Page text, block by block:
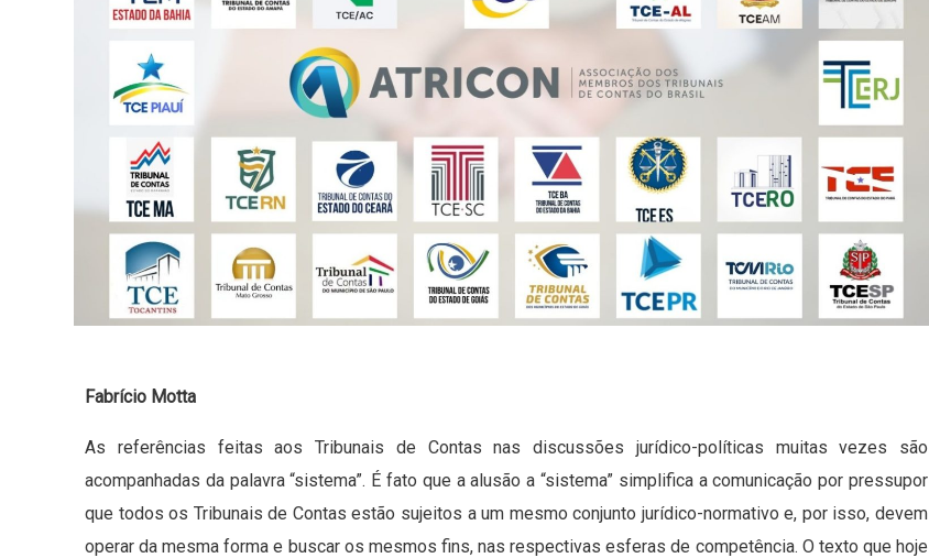
Fabrício Motta
As referências feitas aos Tribunais de Contas nas discussões jurídico-políticas muitas vezes são
acompanhadas da palavra “sistema”. É fato que a alusão a “sistema” simplifica a comunicação por pressupor
que todos os Tribunais de Contas estão sujeitos a um mesmo conjunto jurídico-normativo e, por isso, devem
operar da mesma forma e buscar os mesmos fins, nas respectivas esferas de competência. O texto que hoje